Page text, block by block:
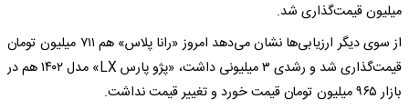
میلیون قیمت‌گذاری شد.
از سوی دیگر ارزیابی‌ها نشان می‌دهد امروز «رانا پلاس» هم ۷۱۱ میلیون تومان
قیمت‌گذاری شد و رشدی ۳ میلیونی داشت، «پژو پارس LX» مدل ۱۴۰۲ هم در
بازار ۹۶۵ میلیون تومان قیمت خورد و تغییر قیمت نداشت.